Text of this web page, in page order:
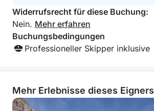
Widerrufsrecht für diese Buchung:
Nein. Mehr erfahren
Buchungsbedingungen
Professioneller Skipper inklusive
Mehr Erlebnisse dieses Eigners